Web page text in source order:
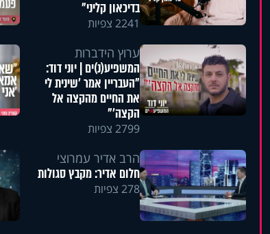
בדיכאון קליני"
2241 צפיות
ערוץ הידברות
המשפיע(נ)ים | יוני דוד:
"העבריין אמר 'שינית לי
את החיים מהקצה אל
הקצה'"
2799 צפיות
הרב אדיר עמרוצי
חלום אדיר: מקבץ סגולות
278 צפיות